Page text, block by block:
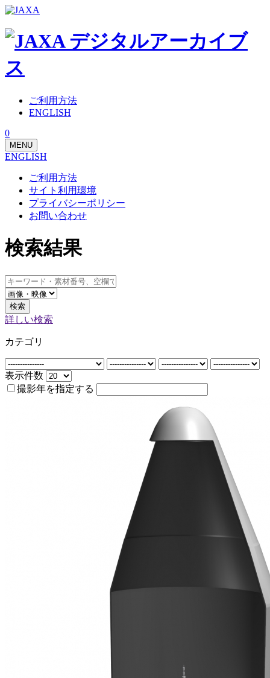
ご利用方法
ENGLISH
0
MENU
ENGLISH
ご利用方法
サイト利用環境
プライバシーポリシー
お問い合わせ
検索結果
検索
詳しい検索
カテゴリ
表示件数
撮影年を指定する